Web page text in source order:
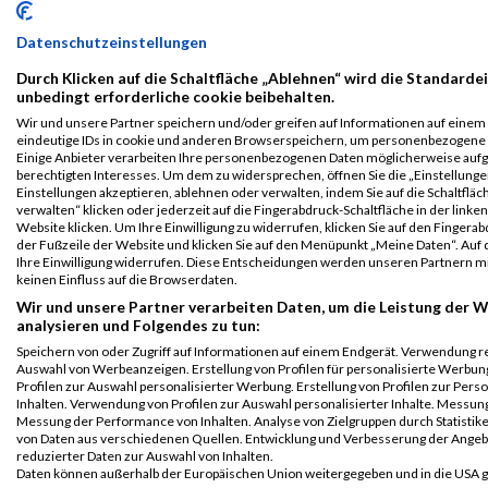
B2Run
Nürnberg
B2RUN Nürnberg
B2Run
Nürnberg
Einzelwertung
weiblich
15604 Sabine Lindermaier 0000 GER
Stadt
B2Run
Nürnberg
Teamwertung
mixed
15604 Sabine Lindermaier 0000 GER
Stadt
Nürnberg
B2Run
Nürnberg
Teamwertung
weiblich
15604 Sabine Lindermaier
Nürnberg
Legende:
GPos = Geschlechter Position, KPos = Kategorie Position, TPos =
Team Position, DNS = Did not start, DNF = Did not finish, DQ =
Disqualifiziert
Datenschutzeinstellungen
Durch Klicken auf die Schaltfläche „Ablehnen“ wird die
unbedingt erforderliche cookie beibehalten.
Wir und unsere Partner speichern und/oder greifen auf Informationen auf einem
eindeutige IDs in cookie und anderen Browserspeichern, um
Einige Anbieter verarbeiten Ihre personenbezogenen Daten möglicherweise
berechtigten Interesses. Um dem zu widersprechen, öffnen Sie die
Einstellungen akzeptieren, ablehnen oder verwalten, indem Sie auf die
verwalten“ klicken oder jederzeit auf die Fingerabdruck-Schaltfläche in der
Website klicken. Um Ihre Einwilligung zu widerrufen, klicken Sie auf den
der Fußzeile der Website und klicken Sie auf den Menüpunkt „Meine Daten“. Auf
Ihre Einwilligung widerrufen. Diese Entscheidungen werden unseren Partnern
keinen Einfluss auf die Browserdaten.
Wir und unsere Partner verarbeiten Daten, um die Leistung der
analysieren und Folgendes zu tun:
Speichern von oder Zugriff auf Informationen auf einem Endgerät. Verwendung
Auswahl von Werbeanzeigen. Erstellung von Profilen für personalisierte
Profilen zur Auswahl personalisierter Werbung. Erstellung von Profilen zur
Inhalten. Verwendung von Profilen zur Auswahl personalisierter Inhalte.
Messung der Performance von Inhalten. Analyse von Zielgruppen durch
von Daten aus verschiedenen Quellen. Entwicklung und Verbesserung der
reduzierter Daten zur Auswahl von Inhalten.
Daten können außerhalb der Europäischen Union weitergegeben und in die USA